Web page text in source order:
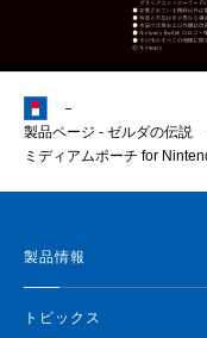
製品ページ - ゼルダの伝説
ミディアムポーチ for
製品情報
トピックス